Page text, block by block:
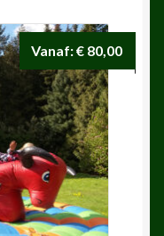
Vanaf:€ 80,00